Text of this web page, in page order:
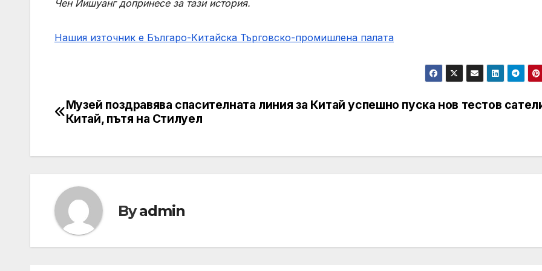
Чен Йишуанг допринесе за тази история.
Нашия източник е Българо-Китайска Търговско-промишлена палaта
Post
Китай успешно пуска нов тестов
Музей поздравява спасителната линия за
Китай, пътя на Стилуел
Byadmin